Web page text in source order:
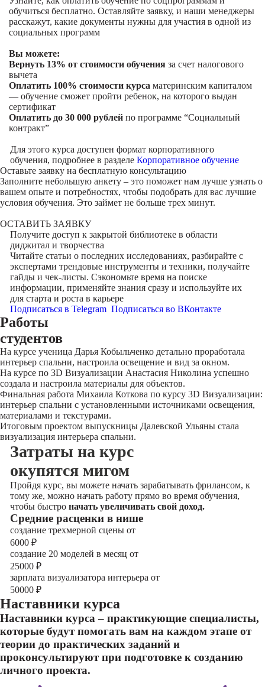
обучиться бесплатно. Оставляйте заявку, и наши менеджеры
расскажут, какие документы нужны для участия в одной из
социальных программ
Вы можете:
Вернуть 13% от стоимости обучения за счет налогового
вычета
Оплатить 100% стоимости курса материнским капиталом
— обучение сможет пройти ребенок, на которого выдан
сертификат
Оплатить до 30 000 рублей по программе “Социальный
контракт”
Для этого курса доступен формат корпоративного
обучения, подробнее в разделе Корпоративное обучение
Оставьте заявку на бесплатную консультацию
Заполните небольшую анкету – это поможет нам лучше узнать о
вашем опыте и потребностях, чтобы подобрать для вас лучшие
условия обучения. Это займет не больше трех минут.
ОСТАВИТЬ ЗАЯВКУ
Получите доступ к закрытой библиотекев области
диджитал и творчества
Читайте статьи о последних исследованиях, разбирайте с
экспертами трендовые инструменты и техники, получайте
гайды и чек-листы. Сэкономьте время на поиске
информации, применяйте знания сразу и используйте их
для старта и роста в карьере
Подписаться в Telegram Подписаться во ВКонтакте
Работы
студентов
На курсе ученица Дарья Кобыльченко детально проработала
интерьер спальни, настроила освещение и вид за окном.
На курсе по 3D Визуализации Анастасия Николина успешно
создала и настроила материалы для объектов.
Финальная работа Михаила Коткова по курсу 3D Визуализации:
интерьер спальни с установленными источниками освещения,
материалами и текстурами.
Итоговым проектом выпускницы Далевской Ульяны стала
визуализация интерьера спальни.
Затраты на курс
окупятся мигом
Пройдя курс, вы можете начать зарабатывать фрилансом, к
тому же, можно начать работу прямо во время обучения,
чтобы быстро начать увеличивать свой доход.
Cредние расценки в нише
cоздание трехмерной сцены от
6000 ₽
cоздание 20 моделей в месяц от
25000 ₽
зарплата визуализатора интерьера от
50000 ₽
Наставники курса
Наставники курса – практикующие специалисты,
которые будут помогать вам на каждом этапе от
теории до практических заданий и
проконсультируют при подготовке к созданию
личного проекта.